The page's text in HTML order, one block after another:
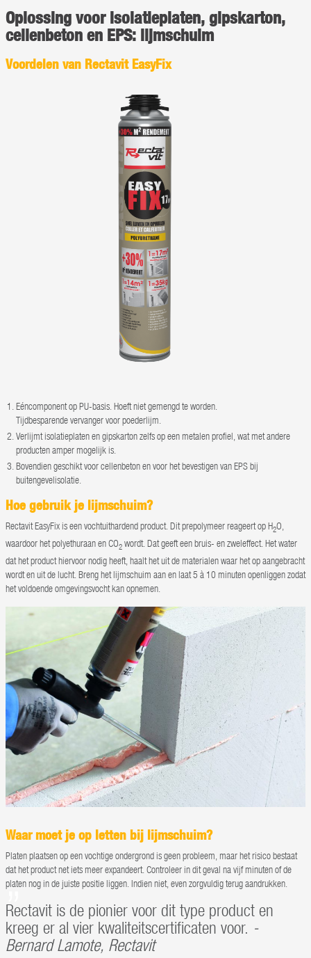
Oplossing voor isolatieplaten, gipskarton,
cellenbeton en EPS: lijmschuim
Voordelen van Rectavit EasyFix
Eéncomponent op PU-basis. Hoeft niet gemengd te worden.
Tijdbesparende vervanger voor poederlijm.
Verlijmt isolatieplaten en gipskarton zelfs op een metalen profiel, wat met andere
producten amper mogelijk is.
Bovendien geschikt voor cellenbeton en voor het bevestigen van EPS bij
buitengevelisolatie.
Hoe gebruik je lijmschuim?
Rectavit EasyFix is een vochtuithardend product. Dit prepolymeer reageert op ‎H2O,
waardoor het polyethuraan en CO2 wordt. Dat geeft een bruis- en zweleffect. Het water
dat het product hiervoor nodig heeft, haalt het uit de materialen waar het op aangebracht
wordt en uit de lucht. Breng het lijmschuim aan en laat 5 à 10 minuten openliggen zodat
het voldoende omgevingsvocht kan opnemen.
Waar moet je op letten bij lijmschuim?
Platen plaatsen op een vochtige ondergrond is geen probleem, maar het risico bestaat
dat het product net iets meer expandeert. Controleer in dit geval na vijf minuten of de
platen nog in de juiste positie liggen. Indien niet, even zorgvuldig terug aandrukken.
Rectavit is de pionier voor dit type product en
kreeg er al vier kwaliteitscertificaten voor. -
Bernard Lamote, Rectavit